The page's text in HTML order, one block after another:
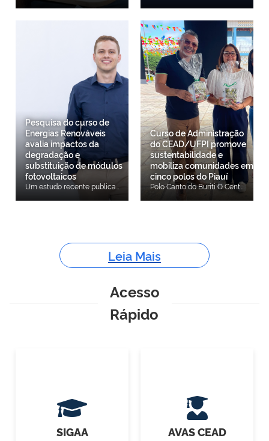
Pesquisa do curso de
Energias Renováveis
avalia impactos da
degradação e
substituição de módulos
fotovoltaicos
Curso de Administração
do CEAD/UFPI promove
sustentabilidade e
mobiliza comunidades em
cinco polos do Piauí
Polo Canto do Buriti O Centro de Educação Aberta e a Distância da UFPI (CEAD/UFPI), por meio do Curso de Bacharelado em Administração, desenvolveu a 2ª edição do Projeto de Extensão "Sustentabilidade Aplicada a Pequenos Negócios e Comunidades: Capacitação, Diagnóstico e Implementação de Práticas Sustentáveis". O projeto visa aproximar o conhecimento científico das demandas da sociedade, incentivando a economia circular, a gestão de resíduos e a preservação ambiental. Polo Regeneração Coordenada pelos professores Dr. Geordy Pereira e Dra. Mariane Goretti, com apoio técnico da Profa. Dra. Maria Alice Leite, a ação impactou diretamente cinco municípios piauienses, onde cada polo trabalhou uma temática alinhada às potencialidades e desafios de seu território. "O grande mérito da extensão universitária é justamente esse: transformar a teoria da sala de aula em benefício real para as comunidades. Ver nossos estudantes liderando diagnósticos ambientais, mentorias e dialogando diretamente com pequenos negócios mostra que estamos cumprindo o papel social da universidade, gerando transformação e formando profissionais", destaca o coordenador do projeto, Professor Dr. Geordy Souza Pereira. Polo Castelo do Piauí As atividades englobaram realidades diversas do estado: Castelo do Piauí: Focou na prevenção e conscientização sobre os impactos das queimadas regionais. Canto do Buriti: Debateu a economia circular e a geração de renda a partir da reciclagem. Regeneração: Incentivou a compostagem doméstica e o aproveitamento integral de alimentos. Simões: Desenvolveu ferramentas interativas e uma cartilha educativa baseada no Método ECO-5 para mudança de hábitos diários. Gilbués: Implementou o projeto "A Horta Vitrine", em parceria com a Associação das Mulheres Trabalhadoras da Vaqueta, focando em segurança alimentar e autonomia familiar. Polo Gilbués O estudante Marcos Natan Teixeira dos Santos, do polo de apoio presencial de Simões, relata o impacto da experiência na sua formação: "Esse segundo projeto de extensão da nossa turma tá sendo uma experiência muito gratificante. O nosso tema fala sobre 'Pequenas ações, grandes transformações'. E nós acreditamos que estar aqui hoje em praça pública, toda a nossa turma acompanhada dos nossos professores, nós estamos propondo à sociedade a prática de tudo isso que vivenciamos em sala e na prática, como hoje”, finalizou. Polo Simões
Leia Mais
Acesso
Rápido
SIGAA AVAS CEAD